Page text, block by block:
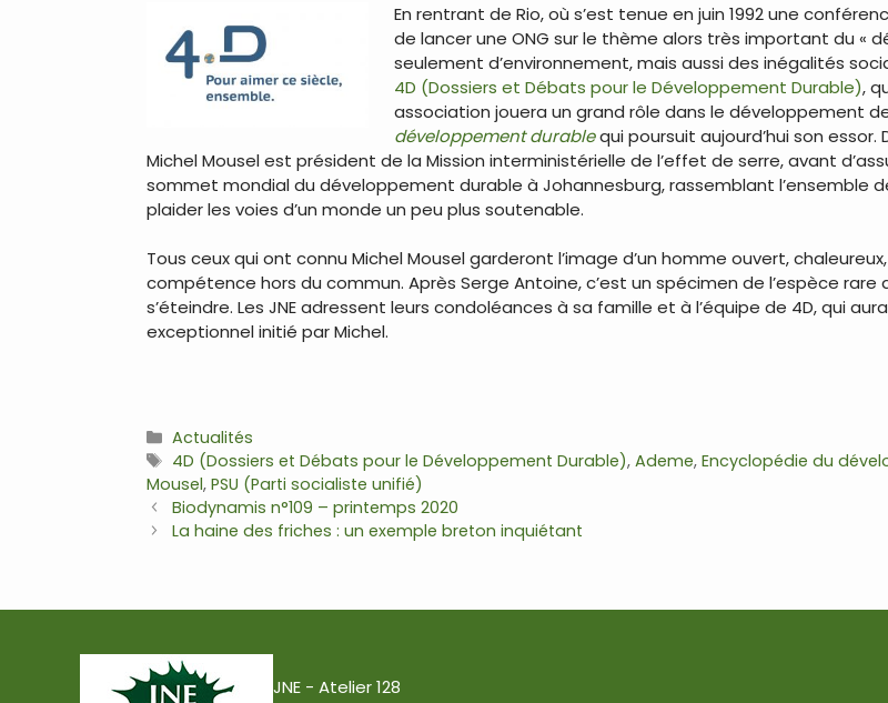
En rentrant de Rio, où s’est tenue en juin 1992 une
de lancer une ONG sur le thème alors très important du «
seulement d’environnement, mais aussi des inégalités
4D (Dossiers et Débats pour le Développement Durable),
association jouera un grand rôle dans le développement
développement durablequi poursuit aujourd’hui son essor.
Michel Mousel est président de la Mission interministérielle de l’effet de serre, avant
sommet mondial du développement durable à Johannesburg, rassemblant l’ensemble
plaider les voies d’un monde un peu plus soutenable.
Tous ceux qui ont connu Michel Mousel garderont l’image d’un homme ouvert,
compétence hors du commun. Après Serge Antoine, c’est un spécimen de l’espèce
s’éteindre. Les JNE adressent leurs condoléances à sa famille et à l’équipe de 4D, qui
exceptionnel initié par Michel.
Catégories
Actualités
Étiquettes
4D (Dossiers et Débats pour le Développement Durable),Ademe,Encyclopédie du
Mousel, PSU (Parti socialiste unifié)
Navigation
des
Biodynamis n°109 – printemps 2020
La haine des friches : un exemple breton inquiétant
JNE - Atelier 128